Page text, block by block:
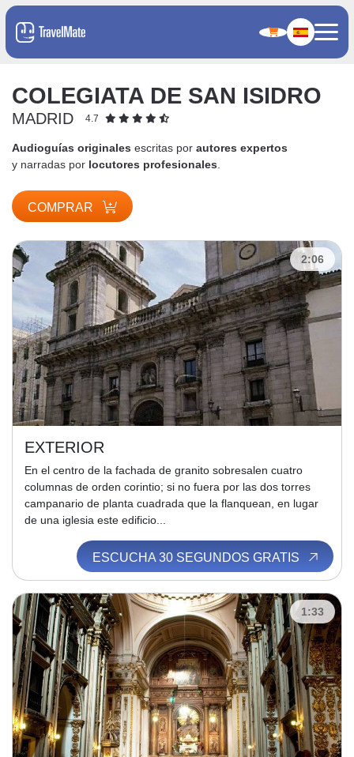
COLEGIATA DE SAN ISIDRO
MADRID 4.7
Audioguías originales escritas por autores expertos
y narradas por locutores profesionales
COMPRAR
2:06
EXTERIOR
En el centro de la fachada de granito sobresalen cuatro
columnas de orden corintio; si no fuera por las dos torres
campanario de planta cuadrada que la flanquean, en lugar
de una iglesia este edificio...
ESCUCHA 30 SEGUNDOS GRATIS
1:33